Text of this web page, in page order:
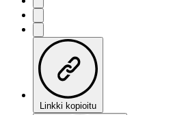
Linkki kopioitu